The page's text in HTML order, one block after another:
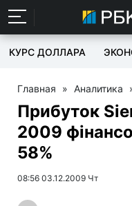
КУРС ДОЛЛАРА
Главная » Аналитика
Прибуток
2009
58%
08:56 03.12.2009 Чт